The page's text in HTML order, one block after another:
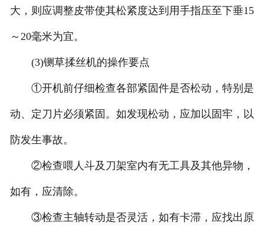
大，则应调整皮带使其松紧度达到用手指压至下垂15
～20毫米为宜。
(3)铡草揉丝机的操作要点
①开机前仔细检查各部紧固件是否松动，特别是
动、定刀片必须紧固。如发现松动，应加以固牢，以
防发生事故。
②检查喂人斗及刀架室内有无工具及其他异物，
如有，应清除。
③检查主轴转动是否灵活，如有卡滞，应找出原